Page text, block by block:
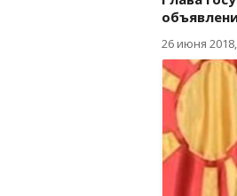
26 июня